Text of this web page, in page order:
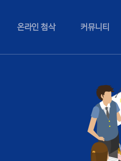
온라인 첨삭 커뮤니티